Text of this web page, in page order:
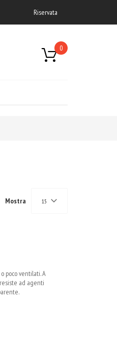
Riservata
0
Mostra 15
poco ventilati. A
ad agenti